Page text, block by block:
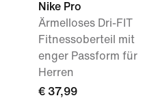
Nike Pro
Ärmelloses Dri-FIT
Fitnessoberteil mit
enger Passform für
Herren
€ 37,99